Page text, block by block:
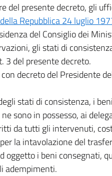
del presente decreto, gli
Repubblica 24 luglio
del Consiglio dei
gli stati di
3 del presente decreto.
decreto del Presidente
stati di consistenza, i
sono in possesso, ai
da tutti gli intervenuti,
la intavolazione del
oggetto i beni consegnati,
adempimenti.